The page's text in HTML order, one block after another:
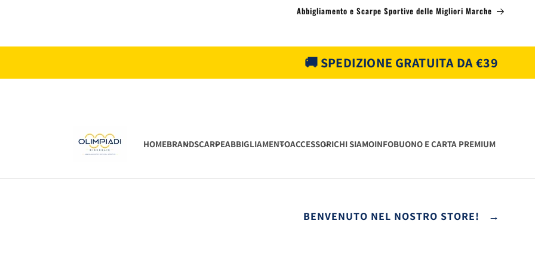
Abbigliamento e Scarpe Sportive delle Migliori Marche
🚚 SPEDIZIONE GRATUITA DA €39
HOMEBRANDSCARPEABBIGLIAMENTOACCESSORICHI SIAMOINFOBUONO E CARTA PREMIUM
BENVENUTO NEL NOSTRO STORE! →